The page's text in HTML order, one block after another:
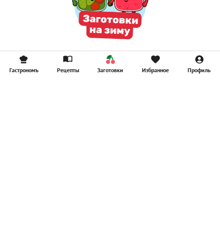
Гастрономъ Рецепты Заготовки Избранное Профиль